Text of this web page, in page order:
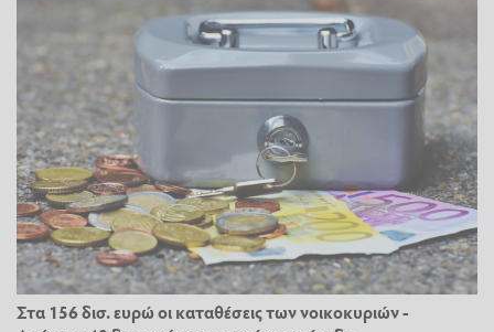
Στα 156 δισ. ευρώ οι καταθέσεις των νοικοκυριών -